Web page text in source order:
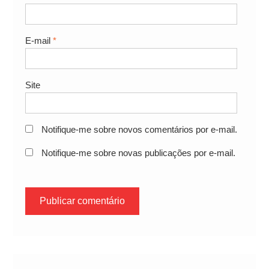
E-mail *
Site
Notifique-me sobre novos comentários por e-mail.
Notifique-me sobre novas publicações por e-mail.